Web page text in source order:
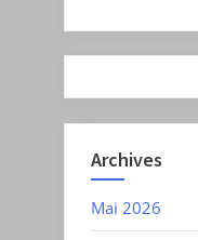
Archives
Mai 2026